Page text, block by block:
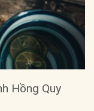
Hồng Quy